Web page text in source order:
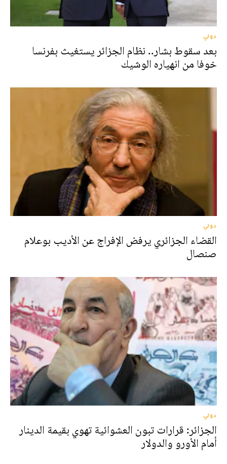
دولي
بعد سقوط بشار.. نظام الجزائر يستغيث بفرنسا
خوفا من انهياره الوشيك
دولي
القضاء الجزائري يرفض الإفراج عن الأديب بوعلام
صنصال
دولي
الجزائر: قرارات تبون العشوائية تهوي بقيمة الدينار
أمام الأورو والدولار